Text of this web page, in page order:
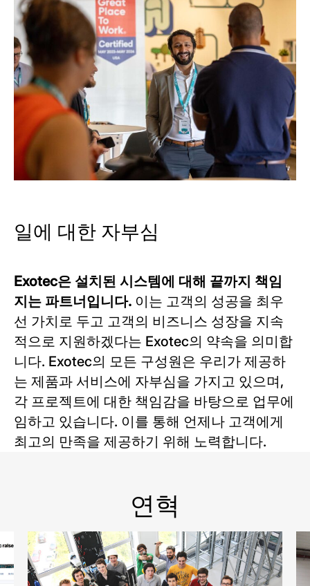
일에 대한 자부심
Exotec은 설치된 시스템에 대해 끝까지 책임
지는 파트너입니다. 이는 고객의 성공을 최우
선 가치로 두고 고객의 비즈니스 성장을 지속
적으로 지원하겠다는 Exotec의 약속을 의미합
니다. Exotec의 모든 구성원은 우리가 제공하
는 제품과 서비스에 자부심을 가지고 있으며,
각 프로젝트에 대한 책임감을 바탕으로 업무에
임하고 있습니다. 이를 통해 언제나 고객에게
최고의 만족을 제공하기 위해 노력합니다.
연혁